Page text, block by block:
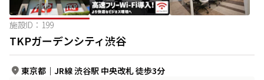
施設ID： 199
TKPガーデンシティ渋谷
東京都 ｜ JR線 渋谷駅 中央改札 徒歩3分